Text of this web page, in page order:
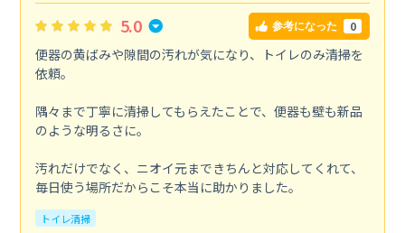
5.0 参考になった 0
便器の黄ばみや隙間の汚れが気になり、トイレのみ清掃を
依頼。
隅々まで丁寧に清掃してもらえたことで、便器も壁も新品
のような明るさに。
汚れだけでなく、ニオイ元まできちんと対応してくれて、
毎日使う場所だからこそ本当に助かりました。
トイレ清掃